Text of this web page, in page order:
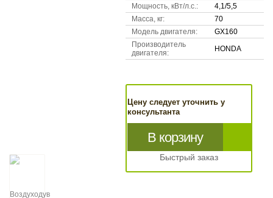
Мощность, кВт/л.с.:
4,1/5,5
Масса, кг:
70
Модель двигателя:
GX160
Производитель
двигателя:
HONDA
Цену следует уточнить у
консультанта
В корзину
Быстрый заказ